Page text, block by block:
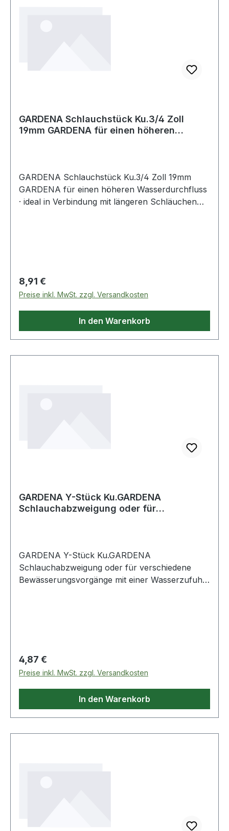
GARDENA Schlauchstück Ku.3/4 Zoll
19mm GARDENA für einen höheren
GARDENA Schlauchstück Ku.3/4 Zoll 19mm
GARDENA für einen höheren Wasserdurchfluss
· ideal in Verbindung mit längeren Schläuchen
Regulärer Preis:
8,91 €
Preise inkl. MwSt. zzgl. Versandkosten
In den Warenkorb
GARDENA Y-Stück Ku.GARDENA
Schlauchabzweigung oder für
GARDENA Y-Stück Ku.GARDENA
Schlauchabzweigung oder für verschiedene
Bewässerungsvorgänge mit einer Wasserzufuhr
Regulärer Preis:
4,87 €
Preise inkl. MwSt. zzgl. Versandkosten
In den Warenkorb